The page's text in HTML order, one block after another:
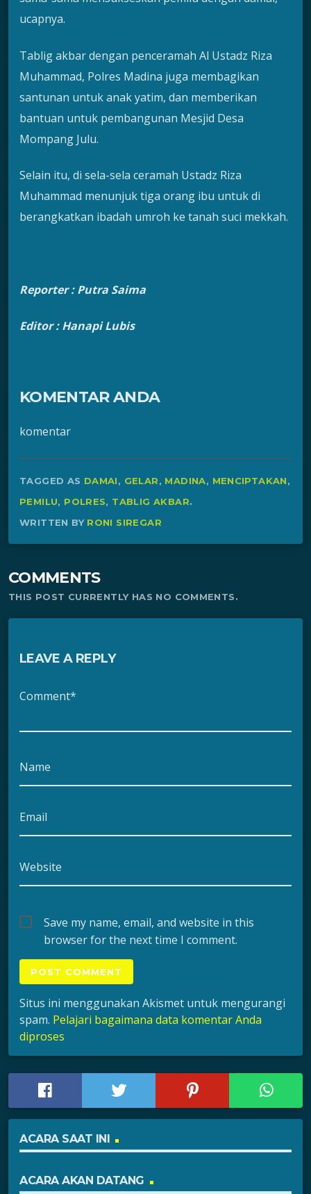
ucapnya.
Tablig akbar dengan penceramah Al Ustadz Riza
Muhammad, Polres Madina juga membagikan
santunan untuk anak yatim, dan memberikan
bantuan untuk pembangunan Mesjid Desa
Mompang Julu.
Selain itu, di sela-sela ceramah Ustadz Riza
Muhammad menunjuk tiga orang ibu untuk di
berangkatkan ibadah umroh ke tanah suci mekkah.
Reporter : Putra Saima
Editor : Hanapi Lubis
KOMENTAR ANDA
komentar
TAGGED AS DAMAI, GELAR, MADINA, MENCIPTAKAN,
PEMILU, POLRES, TABLIG AKBAR.
WRITTEN BY RONI SIREGAR
COMMENTS
THIS POST CURRENTLY HAS NO COMMENTS.
LEAVE A REPLY
Comment*
Name
Email
Website
Save my name, email, and website in this
browser for the next time I comment.
Situs ini menggunakan Akismet untuk mengurangi
spam. Pelajari bagaimana data komentar Anda
diproses
ACARA SAAT INI
ACARA AKAN DATANG